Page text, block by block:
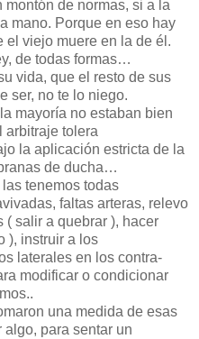
montón de normas, si a la
mano. Porque en eso hay
el viejo muere en la de él.
de todas formas…
vida, que el resto de sus
ser, no te lo niego.
mayoría no estaban bien
arbitraje tolera
la aplicación estricta de la
de ducha…
tenemos todas
faltas arteras, relevo
( salir a quebrar ), hacer
), instruir a los
laterales en los contra-
modificar o condicionar
una medida de esas
algo, para sentar un